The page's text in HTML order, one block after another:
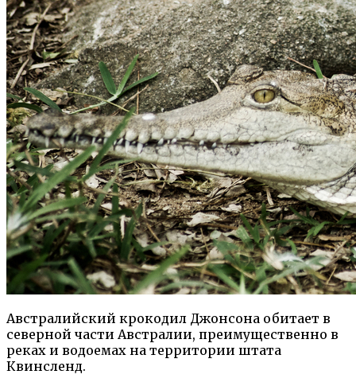
Австралийский крокодил Джонсона обитает в
северной части Австралии, преимущественно в
реках и водоемах на территории штата
Квинсленд.